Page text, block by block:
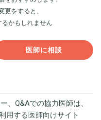
更をすると、
かもしれません
医師に相談
、Q&Aでの協力医師は、
用する医師向けサイト